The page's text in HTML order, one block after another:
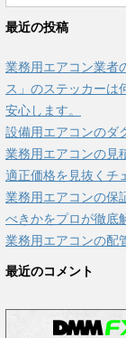
最近の投稿
業務用エアコン業者
ス」のステッカーは
安心します。
設備用エアコンのダ
業務用エアコンの見
適正価格を見抜くチ
業務用エアコンの保
べきかをプロが徹底
業務用エアコンの配
最近のコメント